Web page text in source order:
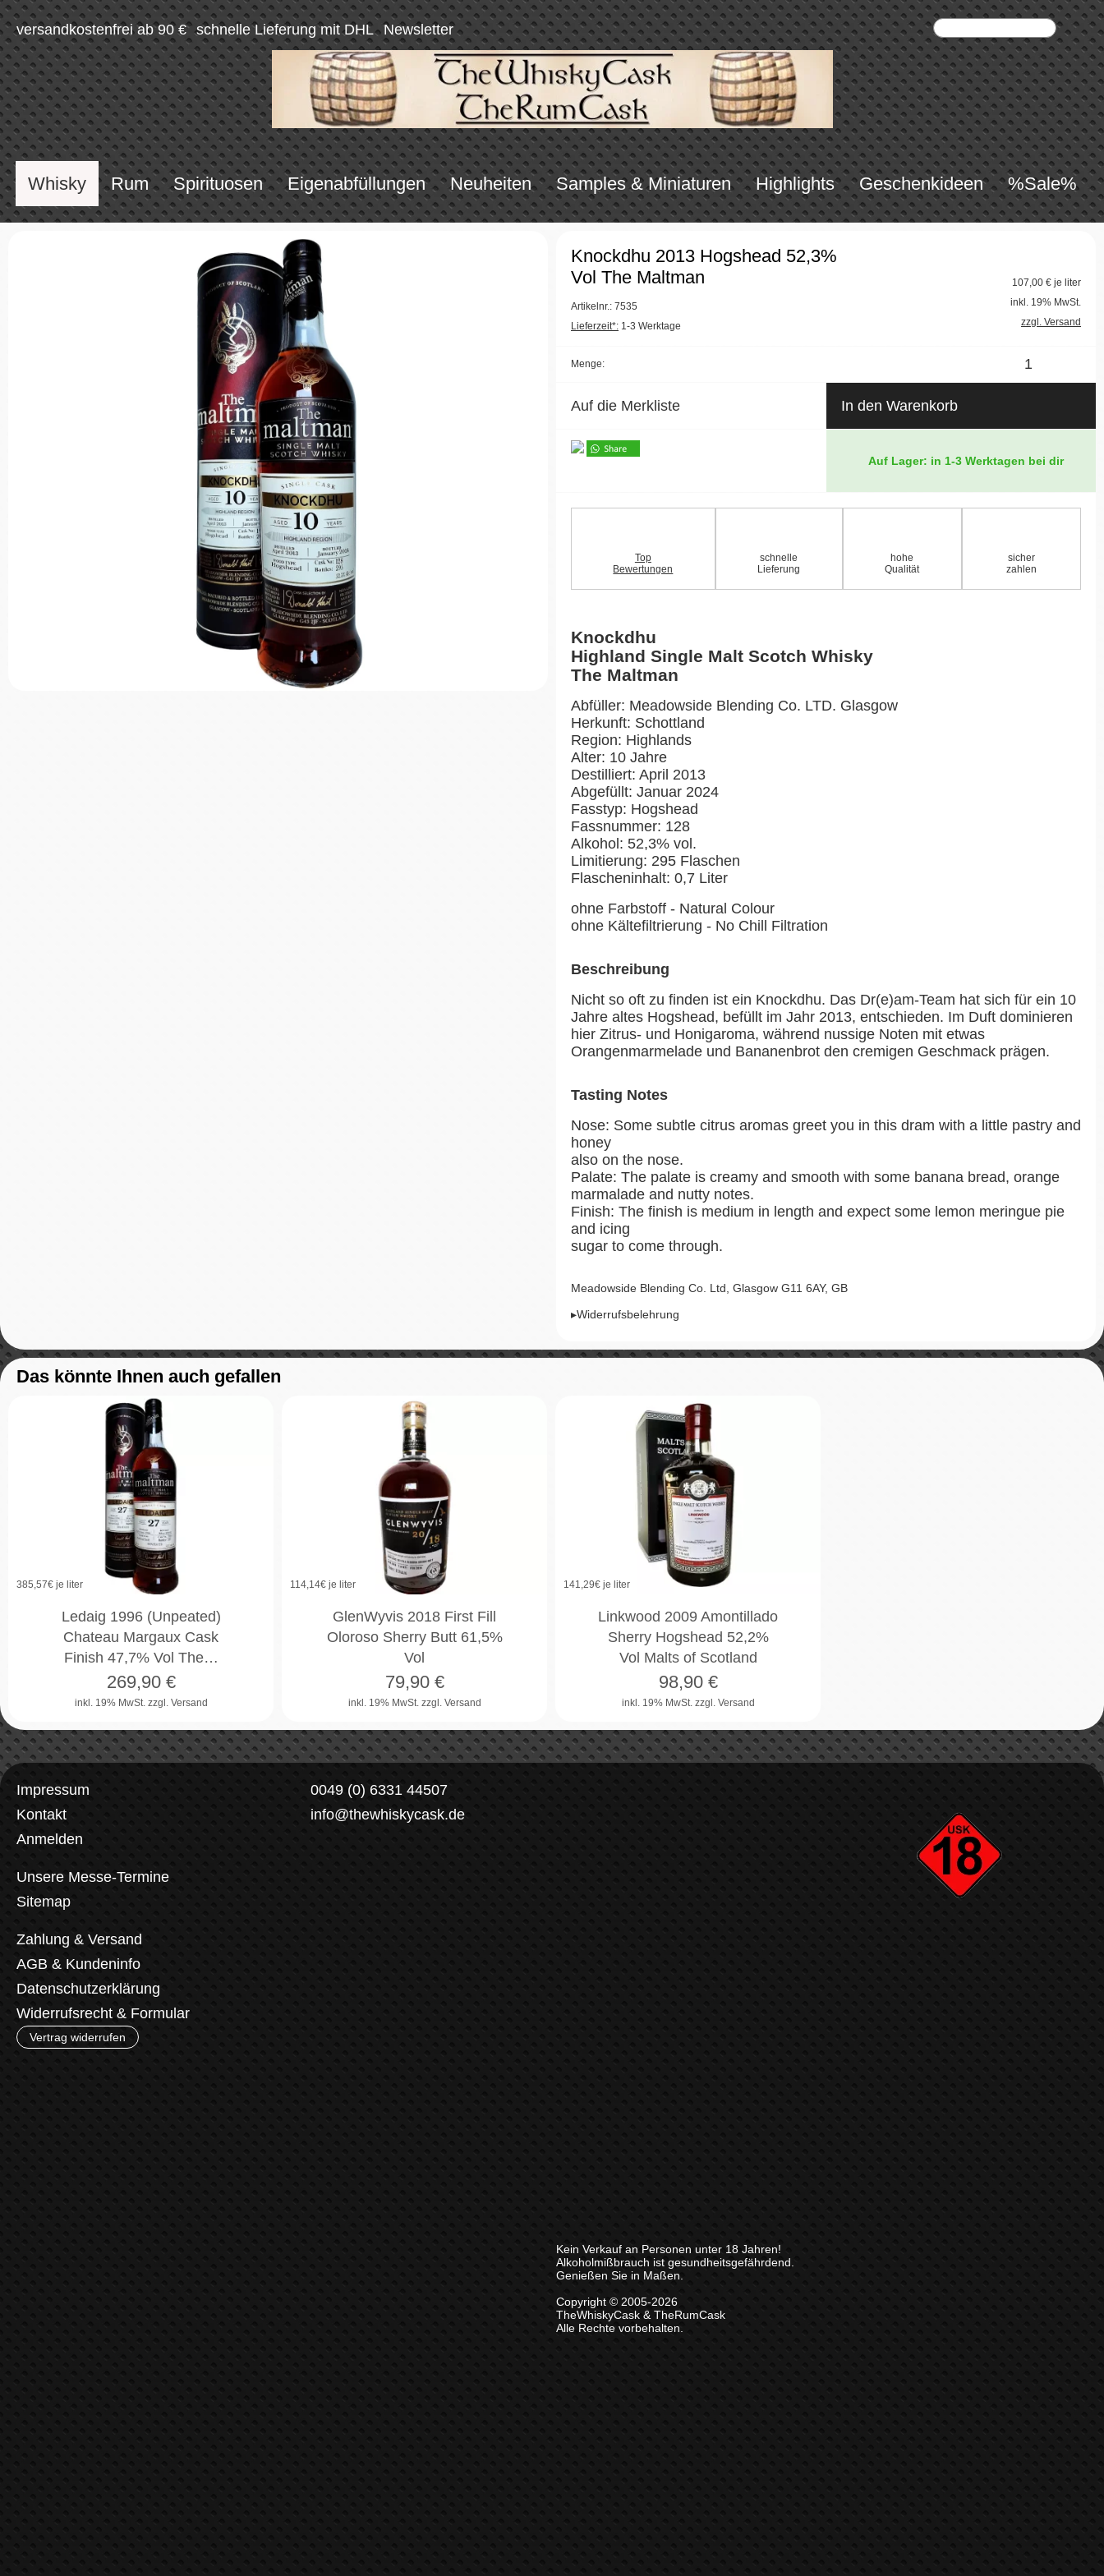
versandkostenfrei ab 90 € schnelle Lieferung mit DHL Newsletter
Whisky Rum Spirituosen Eigenabfüllungen Neuheiten Samples & Miniaturen Highlights Geschenkideen %Sale%
Knockdhu 2013 Hogshead 52,3%
Vol The Maltman
Artikelnr.: 7535
Lieferzeit*: 1-3 Werktage
107,00 € je liter
inkl. 19% MwSt.
zzgl. Versand
Menge:
Auf die Merkliste In den Warenkorb
Auf Lager: in 1-3 Werktagen bei dir
Top
Bewertungen
schnelle
Lieferung
hohe
Qualität
sicher
zahlen
Knockdhu
Highland Single Malt Scotch Whisky
The Maltman
Abfüller: Meadowside Blending Co. LTD. Glasgow
Herkunft: Schottland
Region: Highlands
Alter: 10 Jahre
Destilliert: April 2013
Abgefüllt: Januar 2024
Fasstyp: Hogshead
Fassnummer: 128
Alkohol: 52,3% vol.
Limitierung: 295 Flaschen
Flascheninhalt: 0,7 Liter
ohne Farbstoff - Natural Colour
ohne Kältefiltrierung - No Chill Filtration
Beschreibung
Nicht so oft zu finden ist ein Knockdhu. Das Dr(e)am-Team hat sich für ein 10
Jahre altes Hogshead, befüllt im Jahr 2013, entschieden. Im Duft dominieren
hier Zitrus- und Honigaroma, während nussige Noten mit etwas
Orangenmarmelade und Bananenbrot den cremigen Geschmack prägen.
Tasting Notes
Nose: Some subtle citrus aromas greet you in this dram with a little pastry and
honey
also on the nose.
Palate: The palate is creamy and smooth with some banana bread, orange
marmalade and nutty notes.
Finish: The finish is medium in length and expect some lemon meringue pie
and icing
sugar to come through.
Meadowside Blending Co. Ltd, Glasgow G11 6AY, GB
▸Widerrufsbelehrung
Das könnte Ihnen auch gefallen
385,57€ je liter
Ledaig 1996 (Unpeated)
Chateau Margaux Cask
Finish 47,7% Vol The…
inkl. 19% MwSt. zzgl. Versand
269,90€
114,14€ je liter
GlenWyvis 2018 First Fill
Oloroso Sherry Butt 61,5%
Vol
inkl. 19% MwSt. zzgl. Versand
79,90€
141,29€ je liter
Linkwood 2009 Amontillado
Sherry Hogshead 52,2%
Vol Malts of Scotland
inkl. 19% MwSt. zzgl. Versand
98,90€
Impressum
Kontakt
Anmelden
Unsere Messe-Termine
Sitemap
Zahlung & Versand
AGB & Kundeninfo
Datenschutzerklärung
Widerrufsrecht & Formular
Vertrag widerrufen
0049 (0) 6331 44507
info@thewhiskycask.de
Kein Verkauf an Personen unter 18 Jahren!
Alkoholmißbrauch ist gesundheitsgefährdend.
Genießen Sie in Maßen.
Copyright © 2005-2026
TheWhiskyCask & TheRumCask
Alle Rechte vorbehalten.